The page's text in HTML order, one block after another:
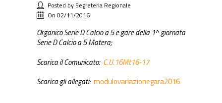
Posted by Segreteria Regionale
On 02/11/2016
Organico Serie D Calcio a 5 e gare della 1^ giornata
Serie D Calcio a 5 Matera;
Scarica il Comunicato: C.U.16Mt16-17
Scarica gli allegati: modulovariazionegara2016